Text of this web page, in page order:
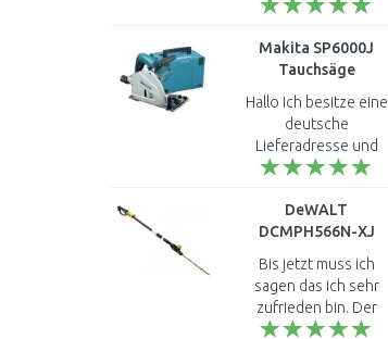
Makita SP6000J
Tauchsäge
(1300W/165mm)
Makpac
Hallo Ich besitze eine
deutsche
Lieferadresse und
bewerkstellige den
selbst. Erhalte ich
von Ihnen die
deutsche MwSt...
DeWALT
DCMPH566N-XJ
Stabheckenschere
(55cm/18V/Ohne
Akku)
Bis jetzt muss ich
sagen das ich sehr
zufrieden bin. Der
Kopf scheint wohl